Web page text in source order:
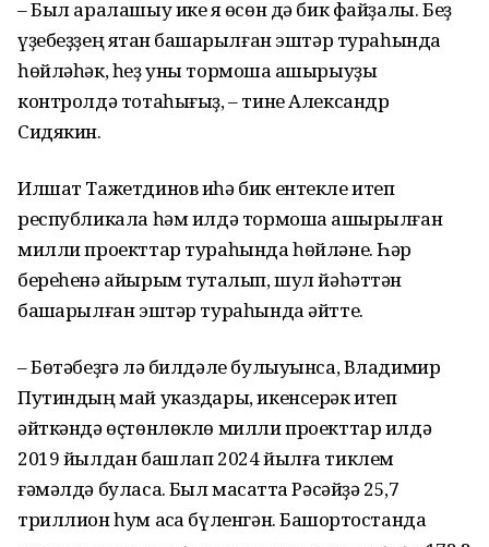
– Был аралашыу ике яҡ өсөн дә бик файҙалы. Беҙ
үҙебеҙҙең яҡтан башҡарылған эштәр тураһында
һөйләһәк, һеҙ уны тормошҡа ашырыуҙы
контролдә тотаһығыҙ, – тине Александр
Сидякин.
Илшат Тажетдинов иһә бик ентекле итеп
республикала һәм илдә тормошҡа ашырылған
милли проекттар тураһында һөйләне. Һәр
береһенә айырым туҡталып, шул йәһәттән
башҡарылған эштәр тураһында әйтте.
– Бөтәбеҙгә лә билдәле булыуынса, Владимир
Путиндың май указдары, икенсерәк итеп
әйткәндә өҫтөнлөклө милли проекттар илдә
2019 йылдан башлап 2024 йылға тиклем
ғәмәлдә буласаҡ. Был маҡсатта Рәсәйҙә 25,7
триллион һум аҡса бүленгән. Башҡортостанда